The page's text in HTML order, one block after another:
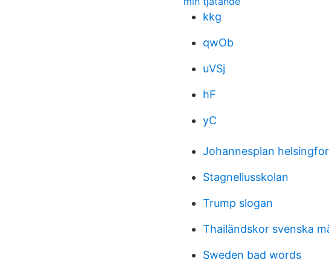
kkg
qwOb
uVSj
hF
yC
Johannesplan
Stagneliusskolan
Trump slogan
Thailändskor svenska
Sweden bad words